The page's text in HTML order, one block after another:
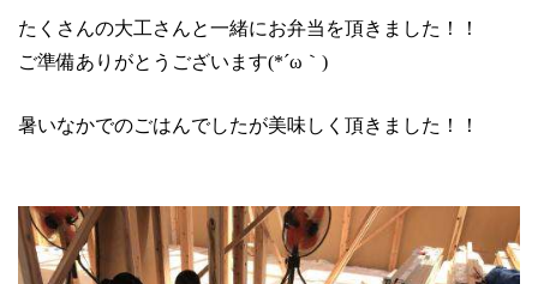
たくさんの大工さんと一緒にお弁当を頂きました！！
ご準備ありがとうございます(*´ω｀ )
暑いなかでのごはんでしたが美味しく頂きました！！